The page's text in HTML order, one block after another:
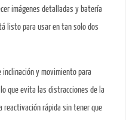
imágenes detalladas y batería
listo para usar en tan solo dos
y movimiento para
que evita las distracciones de la
reactivación rápida sin tener que